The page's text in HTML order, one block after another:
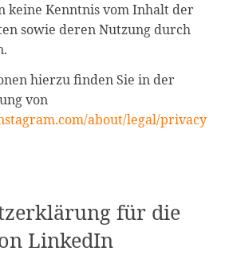
keine Kenntnis vom Inhalt der
sowie deren Nutzung durch
hierzu finden Sie in der
von
about/legal/privacy
für die
LinkedIn